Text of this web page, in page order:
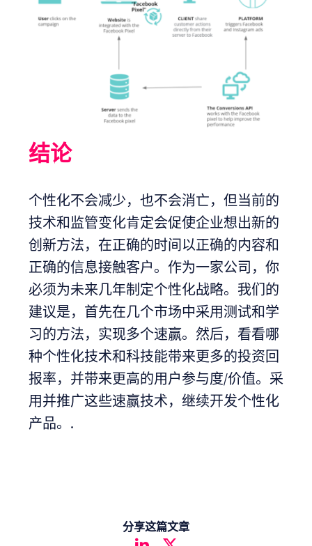
结论
个性化不会减少，也不会消亡，但当前的
技术和监管变化肯定会促使企业想出新的
创新方法，在正确的时间以正确的内容和
正确的信息接触客户。作为一家公司，你
必须为未来几年制定个性化战略。我们的
建议是，首先在几个市场中采用测试和学
习的方法，实现多个速赢。然后，看看哪
种个性化技术和科技能带来更多的投资回
报率，并带来更高的用户参与度/价值。采
用并推广这些速赢技术，继续开发个性化
产品。.
分享这篇文章